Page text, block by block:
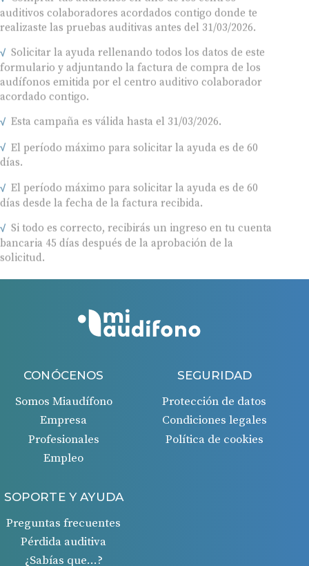
auditivos colaboradores acordados contigo donde te
realizaste las pruebas auditivas antes del 31/03/2026.
Solicitar la ayuda rellenando todos los datos de este
formulario y adjuntando la factura de compra de los
audífonos emitida por el centro auditivo colaborador
acordado contigo.
Esta campaña es válida hasta el 31/03/2026.
El período máximo para solicitar la ayuda es de 60
días.
El período máximo para solicitar la ayuda es de 60
días desde la fecha de la factura recibida.
Si todo es correcto, recibirás un ingreso en tu cuenta
bancaria 45 días después de la aprobación de la
solicitud.
CONÓCENOS
Somos Miaudífono
Empresa
Profesionales
Empleo
SEGURIDAD
Protección de datos
Condiciones legales
Política de cookies
SOPORTE Y AYUDA
Preguntas frecuentes
Pérdida auditiva
¿Sabías que…?